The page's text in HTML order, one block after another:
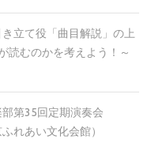
立て役「曲目解説」の上
読むのかを考えよう！～
第35回定期演奏会
れあい文化会館）